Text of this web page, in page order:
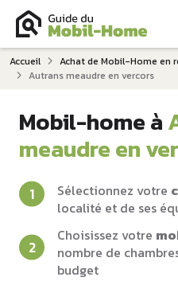
Accueil Achat de Mobil-Home en
Autrans meaudre en vercors
Mobil-home à
meaudre en
Sélectionnez votre
localité et de ses
Choisissez votre
nombre de
budget